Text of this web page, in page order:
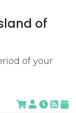
of
of your